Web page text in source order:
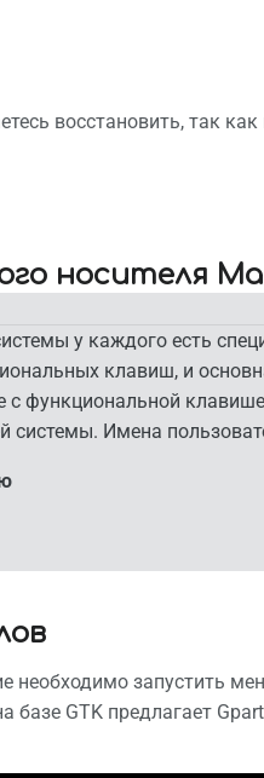
восстановить, так
носителя
у каждого есть
клавиш, и
функциональной
системы. Имена
необходимо запустить
GTK предлагает